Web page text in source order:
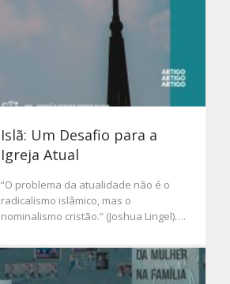
Islã: Um Desafio para a
Igreja Atual
“O problema da atualidade não é o
radicalismo islâmico, mas o
nominalismo cristão.” (Joshua Lingel)….